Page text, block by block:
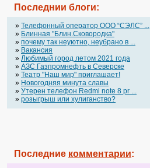
Последнии блоги:
» Телефонный оператор OOO “СЭЛС” ...
» Блинная "Блин.Сковородка"
» почему так неуютно, неубрано в ...
» Вакансия
» Любимый город летом 2021 года
» АЗС Газпромнефть в Северске
» Театр "Наш мир" приглашает!
» Новогодняя минута славы
» Утерен телефон Redmi note 8 pr ...
» розыгрыш или хулиганство?
Последние комментарии: